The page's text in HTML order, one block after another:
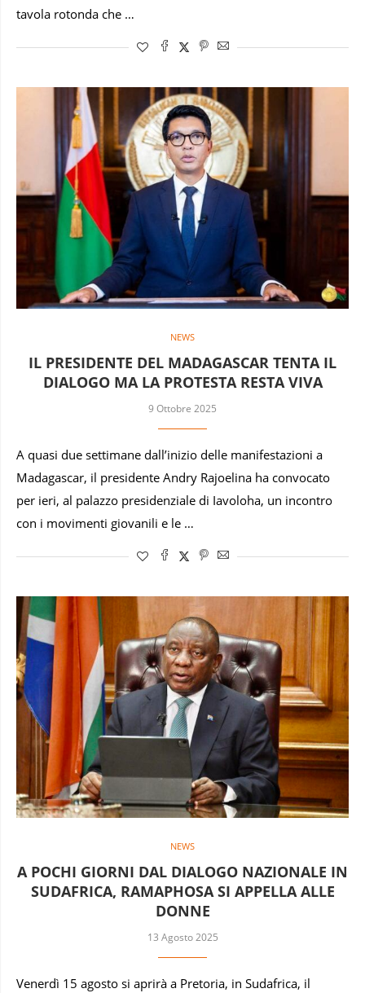
tavola rotonda che …
NEWS
IL PRESIDENTE DEL MADAGASCAR TENTA IL
DIALOGO MA LA PROTESTA RESTA VIVA
9 Ottobre 2025
A quasi due settimane dall’inizio delle manifestazioni a
Madagascar, il presidente Andry Rajoelina ha convocato
per ieri, al palazzo presidenziale di Iavoloha, un incontro
con i movimenti giovanili e le …
NEWS
A POCHI GIORNI DAL DIALOGO NAZIONALE IN
SUDAFRICA, RAMAPHOSA SI APPELLA ALLE
DONNE
13 Agosto 2025
Venerdì 15 agosto si aprirà a Pretoria, in Sudafrica, il